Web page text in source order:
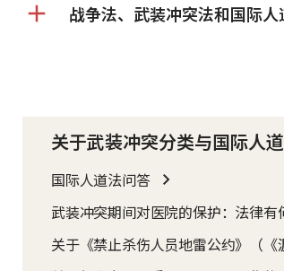
战争法、武装冲突法和国际人
关于武装冲突分类与国际人
国际人道法问答
武装冲突期间对医院的保护：法律有
关于《禁止杀伤人员地雷公约》（